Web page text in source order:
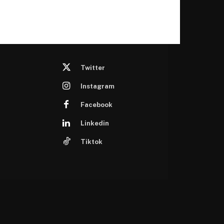
Twitter
Instagram
Facebook
Linkedin
Tiktok